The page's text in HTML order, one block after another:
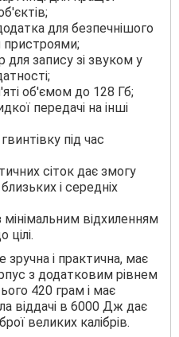
для безпечнішого
пристроями;
для запису зі звуком у
об'ємом до 128 Гб;
передачі на інші
під час
сіток дає змогу
і середніх
відхиленням
цілі.
і практична, має
з додатковим рівнем
420 грам і має
віддачі в 6000 Дж дає
великих калібрів.